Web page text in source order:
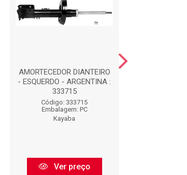
AMORTECEDOR DIANTEIRO
- ESQUERDO - ARGENTINA :
333715
Código: 333715
Embalagem: PC
Kayaba
Ver preço